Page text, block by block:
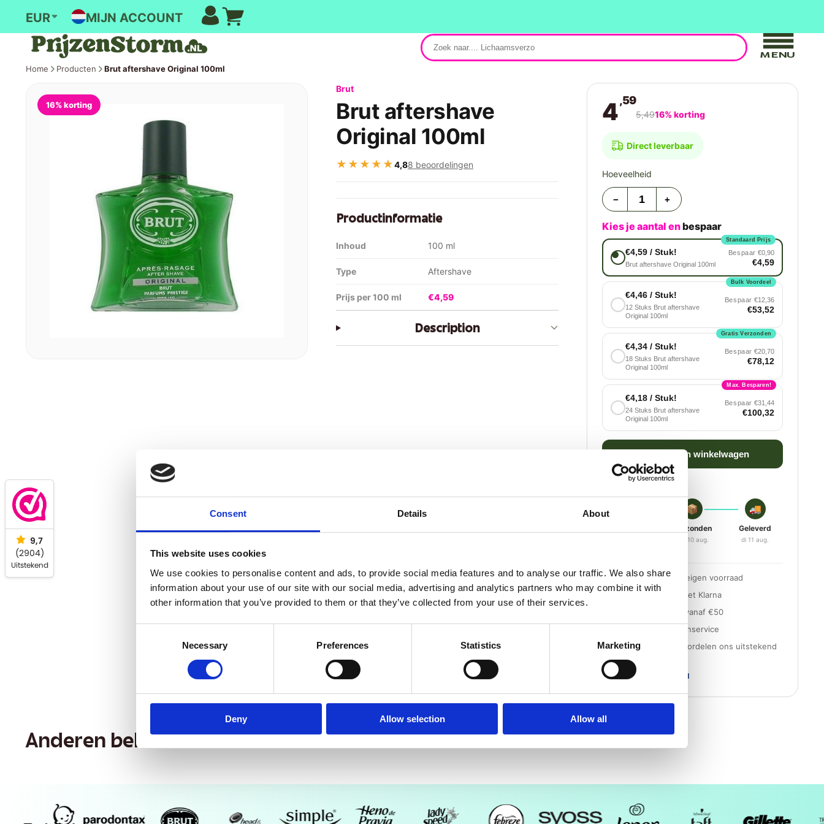
Consent Details About
This website uses cookies
We use cookies to personalise content and ads, to provide social media features and to analyse our traffic. We also share
information about your use of our site with our social media, advertising and analytics partners who may combine it with
other information that you’ve provided to them or that they’ve collected from your use of their services.
Necessary Preferences Statistics Marketing
Deny Allow selection Allow all
9,7
(2904)
Uitstekend
EUR MIJN ACCOUNT
MENU
Home Producten Brut aftershave Original 100ml
16% korting
Brut
Brut aftershave
Original 100ml
★★★★★4,88 beoordelingen
Productinformatie
Inhoud 100 ml
Type Aftershave
Prijs per 100 ml €4,59
Description
4,59
5,4916% korting
Direct leverbaar
Hoeveelheid
− +
Kies je aantal enbespaar
Standaard Prijs
€4,59 / Stuk!
Brut aftershave Original 100ml
Bespaar €0,90
€4,59
Bulk Voordeel
€4,46 / Stuk!
12 Stuks Brut aftershave
Original 100ml
Bespaar €12,36
€53,52
Gratis Verzonden
€4,34 / Stuk!
18 Stuks Brut aftershave
Original 100ml
Bespaar €20,70
€78,12
Max. Besparen!
€4,18 / Stuk!
24 Stuks Brut aftershave
Original 100ml
Bespaar €31,44
€100,32
Voeg toe aan winkelwagen
📦
Verzonden
ma 10 aug.
🚚
Geleverd
di 11 aug.
Snelle levering uit eigen voorraad
Achteraf betalen met Klarna
Gratis verzending vanaf €50
Persoonlijke klantenservice
3000+ klanten beoordelen ons uitstekend
iDEAL Klarna PayPal
Anderen bekeken ook